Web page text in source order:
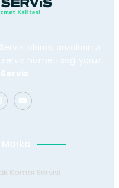
olarak, arızalarınızı
hizmeti sağlıyoruz.
Marka
Kombi Servisi